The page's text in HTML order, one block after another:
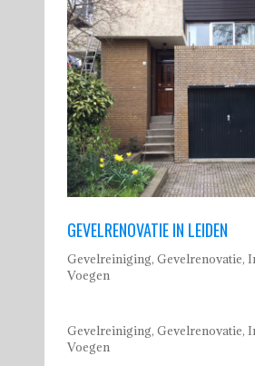
GEVELRENOVATIE IN LEIDEN
Gevelreiniging, Gevelrenovatie,
Voegen
Gevelreiniging, Gevelrenovatie,
Voegen